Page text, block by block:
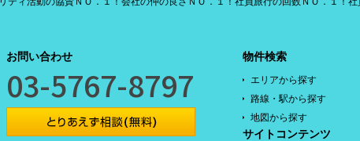
お問い合わせ
03-5767-8797
物件検索
エリアから探す
路線・駅から探す
地図から探す
サイトコンテンツ